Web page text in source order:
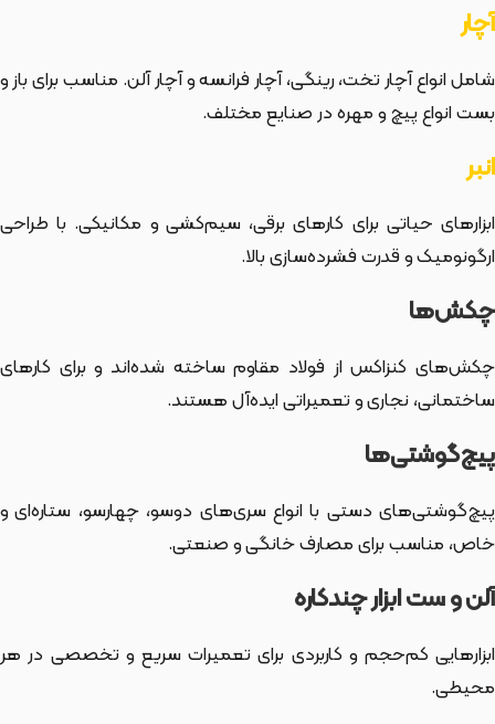
آچار
شامل انواع آچار تخت، رینگی، آچار فرانسه و آچار آلن. مناسب برای باز و
بست انواع پیچ و مهره در صنایع مختلف.
انبر
ابزارهای حیاتی برای کارهای برقی، سیم‌کشی و مکانیکی. با طراحی
ارگونومیک و قدرت فشرده‌سازی بالا.
چکش‌ها
چکش‌های کنزاکس از فولاد مقاوم ساخته شده‌اند و برای کارهای
ساختمانی، نجاری و تعمیراتی ایده‌آل هستند.
پیچ‌گوشتی‌ها
پیچ‌گوشتی‌های دستی با انواع سری‌های دوسو، چهارسو، ستاره‌ای و
خاص، مناسب برای مصارف خانگی و صنعتی.
آلن و ست ابزار چندکاره
ابزارهایی کم‌حجم و کاربردی برای تعمیرات سریع و تخصصی در هر
محیطی.